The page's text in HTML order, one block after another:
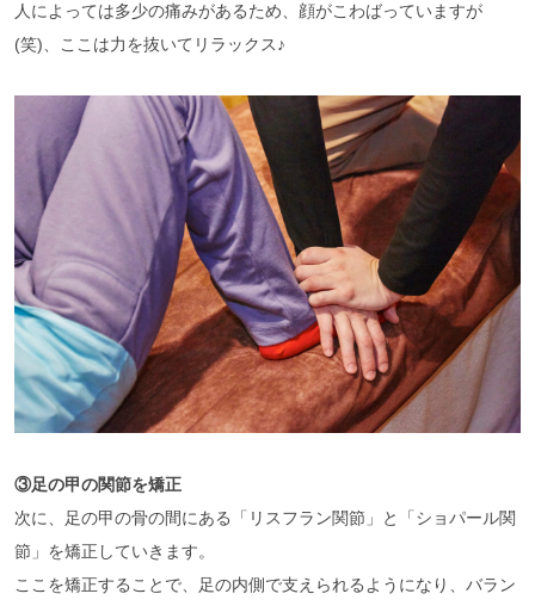
人によっては多少の痛みがあるため、顔がこわばっていますが
(笑)、ここは力を抜いてリラックス♪
③足の甲の関節を矯正
次に、足の甲の骨の間にある「リスフラン関節」と「ショパール関
節」を矯正していきます。
ここを矯正することで、足の内側で支えられるようになり、バラン